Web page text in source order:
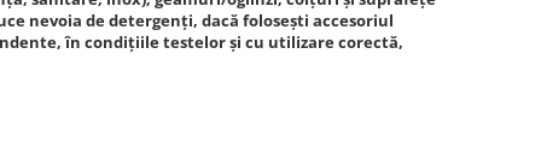
nevoia de detergenți, dacă folosești accesoriul
în condițiile testelor și cu utilizare corectă,